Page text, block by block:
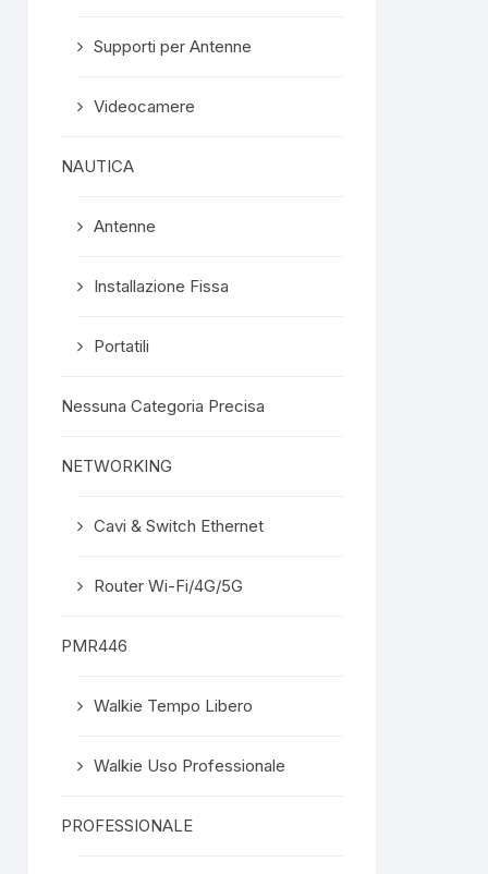
Supporti per Antenne
Videocamere
NAUTICA
Antenne
Installazione Fissa
Portatili
Nessuna Categoria Precisa
NETWORKING
Cavi & Switch Ethernet
Router Wi-Fi/4G/5G
PMR446
Walkie Tempo Libero
Walkie Uso Professionale
PROFESSIONALE